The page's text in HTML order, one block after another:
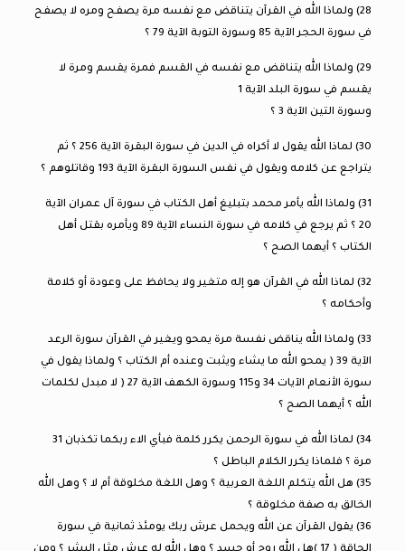
28) ولماذا الله في القرآن يتناقض مع نفسه مرة يصفح ومره لا يصفح
في سورة الحجر الآية 85 وسورة التوبة الآية 79 ؟
29) ولماذا الله يتناقض مع نفسه في القسم فمرة يقسم ومرة لا
يقسم في سورة البلد الآية 1
وسورة التين الآية 3 ؟
30) لماذا الله يقول لا أكراه في الدين في سورة البقرة الآية 256 ؟ ثم
يتراجع عن كلامه ويقول في نفس السورة البقرة الآية 193 وقاتلوهم ؟
31) ولماذا الله يأمر محمد بتبليغ أهل الكتاب في سورة آل عمران الآية
20 ؟ ثم يرجع في كلامه في سورة النساء الآية 89 ويأمره بقتل أهل
الكتاب ؟ أيهما الصح ؟
32) لماذا الله في القرآن هو إله متغير ولا يحافظ على وعودة أو كلامة
وأحكامه ؟
33) ولماذا الله يناقض نفسة مرة يمحو ويغير في القرآن سورة الرعد
الآية 39 ( يمحو الله ما يشاء ويثبت وعنده أم الكتاب ؟ ولماذا يقول في
سورة الأنعام الآيات 34 و115 وسورة الكهف الآية 27 ( لا مبدل لكلمات
الله ؟ أيهما الصح ؟
34) لماذا الله في سورة الرحمن يكرر كلمة فبأي الاء ربكما تكذبان 31
مرة ؟ فلماذا يكرر الكلام الباطل ؟
35) هل الله يتكلم اللغة العربية ؟ وهل اللغة مخلوقة أم لا ؟ وهل الله
الخالق به صفة مخلوقة ؟
36) يقول القرآن عن الله ويحمل عرش ربك يومئذ ثمانية في سورة